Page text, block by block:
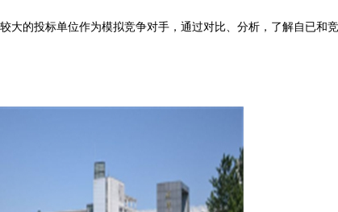
的投标单位作为模拟竞争对手，通过对比、分析，了解自已和